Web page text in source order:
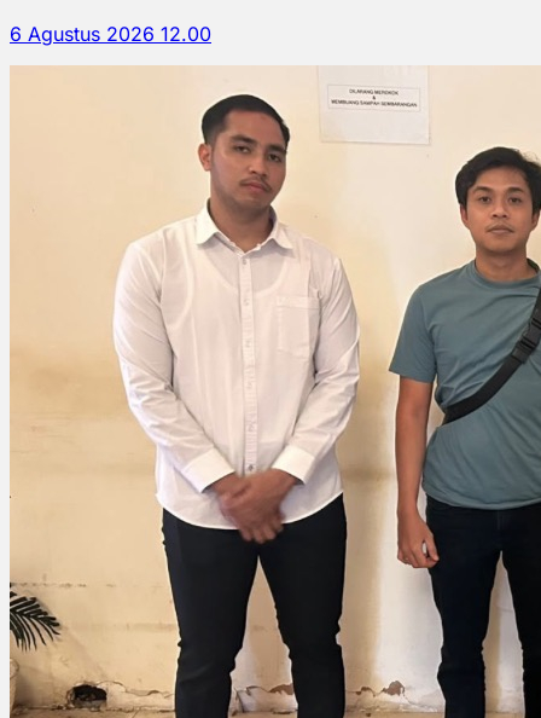
6 Agustus 2026 12.00